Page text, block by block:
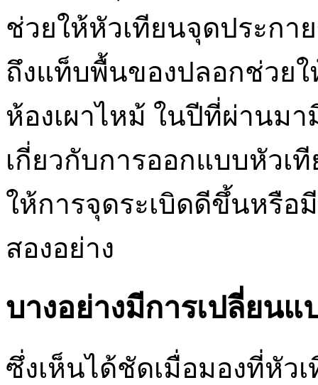
ช่วยให้หัวเทียนจุดประกา
ถึงแท็บพื้นของปลอกช่วยใ
ห้องเผาไหม้ ในปีที่ผ่านม
เกี่ยวกับการออกแบบหัวเ
ให้การจุดระเบิดดีขึ้นหรื
สองอย่าง
บางอย่างมีการเปลี่ยนแ
ซึ่งเห็นได้ชัดเมื่อมองที่หัว